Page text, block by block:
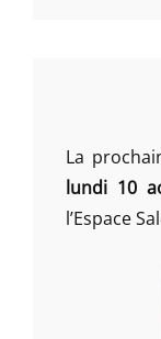
La
lundi 10
l’Espace